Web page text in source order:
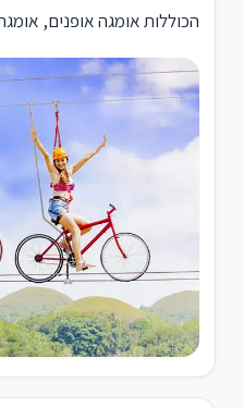
הכוללות אומגה אופנים,